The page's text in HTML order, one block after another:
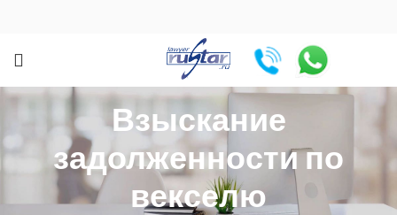
Взыскание
задолженности по
векселю